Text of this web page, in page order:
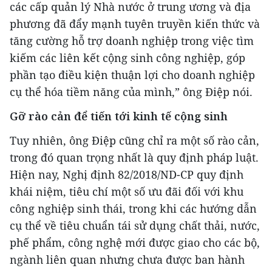
các cấp quản lý Nhà nước ở trung ương và địa
phương đã đẩy mạnh tuyên truyền kiến ​​thức và
tăng cường hỗ trợ doanh nghiệp trong việc tìm
kiếm các liên kết cộng sinh công nghiệp, góp
phần tạo điều kiện thuận lợi cho doanh nghiệp
cụ thể hóa tiềm năng của mình,” ông Điệp nói.
Gỡ rào cản để tiến tới kinh tế cộng sinh
Tuy nhiên, ông Điệp cũng chỉ ra một số rào cản,
trong đó quan trọng nhất là quy định pháp luật.
Hiện nay, Nghị định 82/2018/ND-CP quy định
khái niệm, tiêu chí một số ưu đãi đối với khu
công nghiệp sinh thái, trong khi các hướng dẫn
cụ thể về tiêu chuẩn tái sử dụng chất thải, nước,
phế phẩm, công nghệ mới được giao cho các bộ,
ngành liên quan nhưng chưa được ban hành